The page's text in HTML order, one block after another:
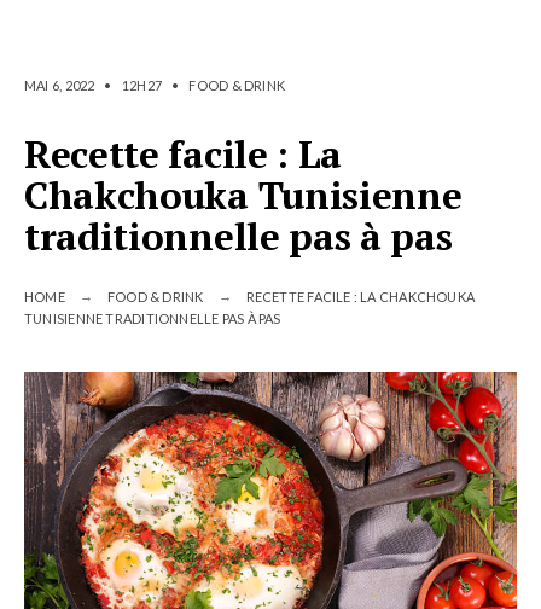
MAI 6, 2022 • 12H27 • FOOD & DRINK
Recette facile : La
Chakchouka Tunisienne
traditionnelle pas à pas
HOME FOOD & DRINK
RECETTE FACILE : LA CHAKCHOUKA
TUNISIENNE TRADITIONNELLE PAS À PAS